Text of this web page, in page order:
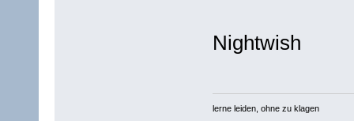
Nightwish
lerne leiden, ohne zu klagen